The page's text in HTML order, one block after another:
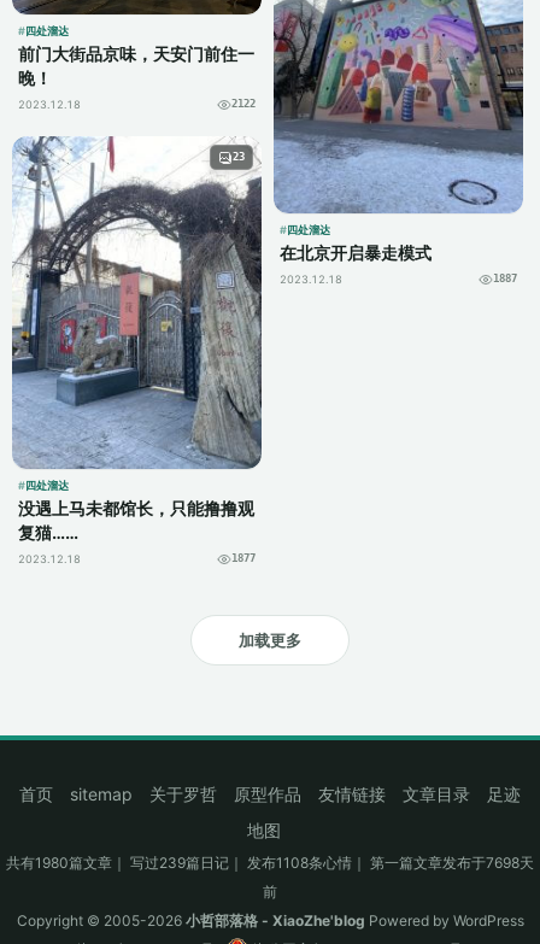
四处溜达
前门大街品京味，天安门前住一
晚！
2023.12.18 2122
四处溜达
在北京开启暴走模式
2023.12.18 1887
23
四处溜达
没遇上马未都馆长，只能撸撸观
复猫……
2023.12.18 1877
加载更多
首页 sitemap 关于罗哲 原型作品 友情链接 文章目录
足迹
地图
共有1980篇文章｜ 写过239篇日记｜ 发布1108条心情｜ 第一篇文章发布于7698天
前
Copyright © 2005-2026 小哲部落格 - XiaoZhe'blog Powered by WordPress